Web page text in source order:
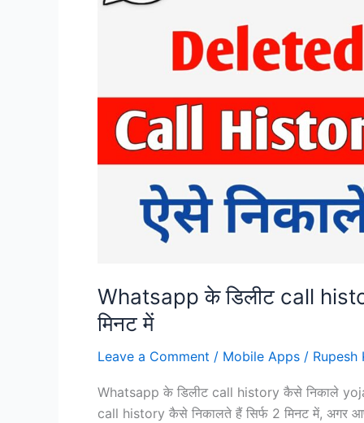
Whatsapp के डिलीट call
मिनट में
Leave a Comment / Mobile Apps / Rupesh
Whatsapp के डिलीट call history कैसे निकाले
call history कैसे निकालते हैं सिर्फ 2 मिनट में, अगर